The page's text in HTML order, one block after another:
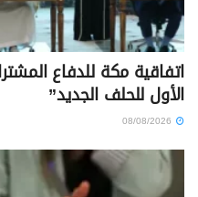
اتفاقية مكة للدفاع
الأول للحلف الجديد”